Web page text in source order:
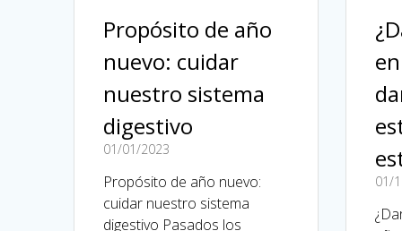
Propósito de año
nuevo: cuidar
nuestro sistema
digestivo
01/01/2023
Propósito de año nuevo:
cuidar nuestro sistema
digestivo Pasados los
01/